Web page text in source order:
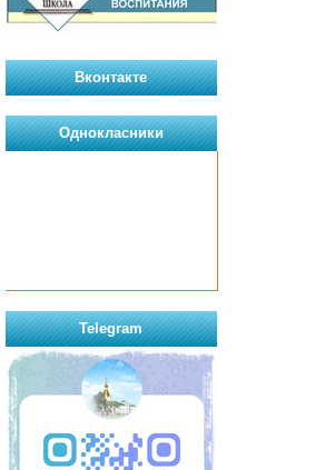
Вконтакте
Однокласники
Telegram